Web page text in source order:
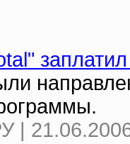
|